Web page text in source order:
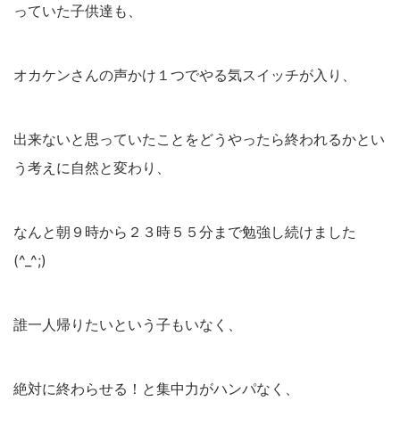
っていた子供達も、
オカケンさんの声かけ１つでやる気スイッチが入り、
出来ないと思っていたことをどうやったら終われるかとい
う考えに自然と変わり、
なんと朝９時から２３時５５分まで勉強し続けました
(^_^;)
誰一人帰りたいという子もいなく、
絶対に終わらせる！と集中力がハンパなく、